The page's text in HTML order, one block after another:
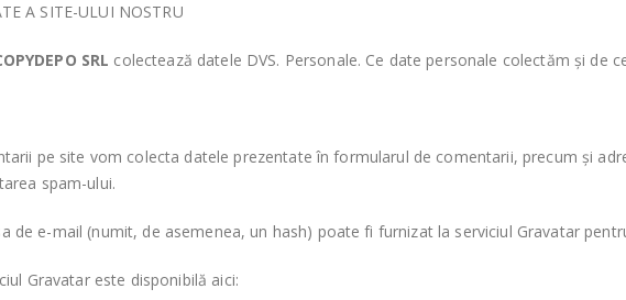
A SITE-ULUI NOSTRU
SRL colectează datele DVS. Personale. Ce date personale colectăm și de
pe site vom colecta datele prezentate în formularul de comentarii, precum și
spam-ului.
de e-mail (numit, de asemenea, un hash) poate fi furnizat la serviciul Gravatar
Gravatar este disponibilă aici: